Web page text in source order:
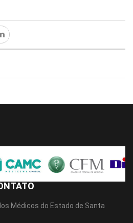
Médicos do Estado de Santa